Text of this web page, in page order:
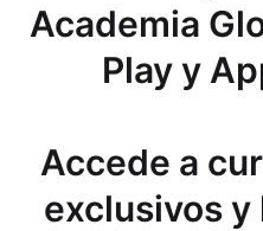
Academia
Play y
Accede a
exclusivos